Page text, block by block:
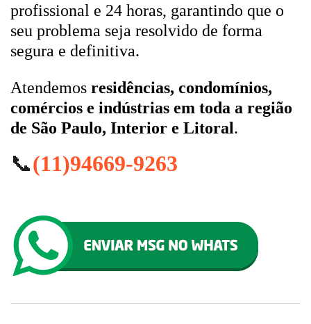
profissional e 24 horas, garantindo que o
seu problema seja resolvido de forma
segura e definitiva.
Atendemos residências, condomínios,
comércios e indústrias em toda a região
de São Paulo, Interior e Litoral.
📞(11)94669-9263